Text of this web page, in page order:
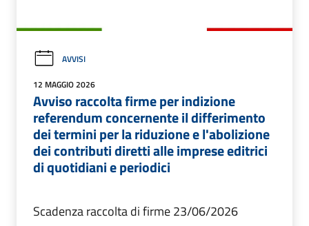
AVVISI
12 MAGGIO 2026
Avviso raccolta firme per indizione
referendum concernente il differimento
dei termini per la riduzione e l'abolizione
dei contributi diretti alle imprese editrici
di quotidiani e periodici
Scadenza raccolta di firme 23/06/2026